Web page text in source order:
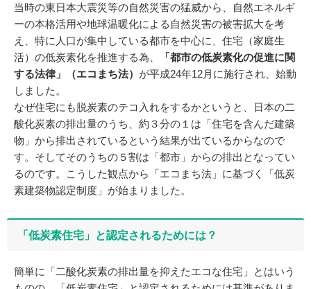
当時の東日本大震災等の自然災害の猛威から、自然エネルギ
ーの本格活用や地球温暖化による自然災害の被害拡大を考
え、特に人口が集中している都市を中心に、住宅（家庭生
活）の低炭素化を推進する為、
「都市の低炭素化の促進に関
する法律」（エコまち法） が平成24年12月に施行され、始動
しました。
なぜ住宅にも脱炭素のテコ入れをするかというと、日本の二
酸化炭素の排出量のうち、約３分の１は「住宅を含んだ建築
物」から排出されているという結果が出ているからなので
す。そしてそのうちの５割は「都市」からの排出となってい
るのです。こうした観点から「エコまち法」に基づく「低炭
素建築物認定制度」が始まりました。
「低炭素住宅」と認定されるためには？
簡単に「二酸化炭素の排出量を抑えたエコな住宅」とはいう